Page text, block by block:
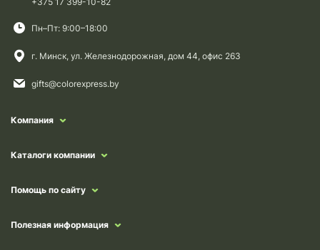
Пн–Пт: 9:00–18:00
г. Минск, ул. Железнодорожная, дом 44, офис 263
gifts@colorexpress.by
Компания
Каталоги компании
Помощь по сайту
Полезная информация